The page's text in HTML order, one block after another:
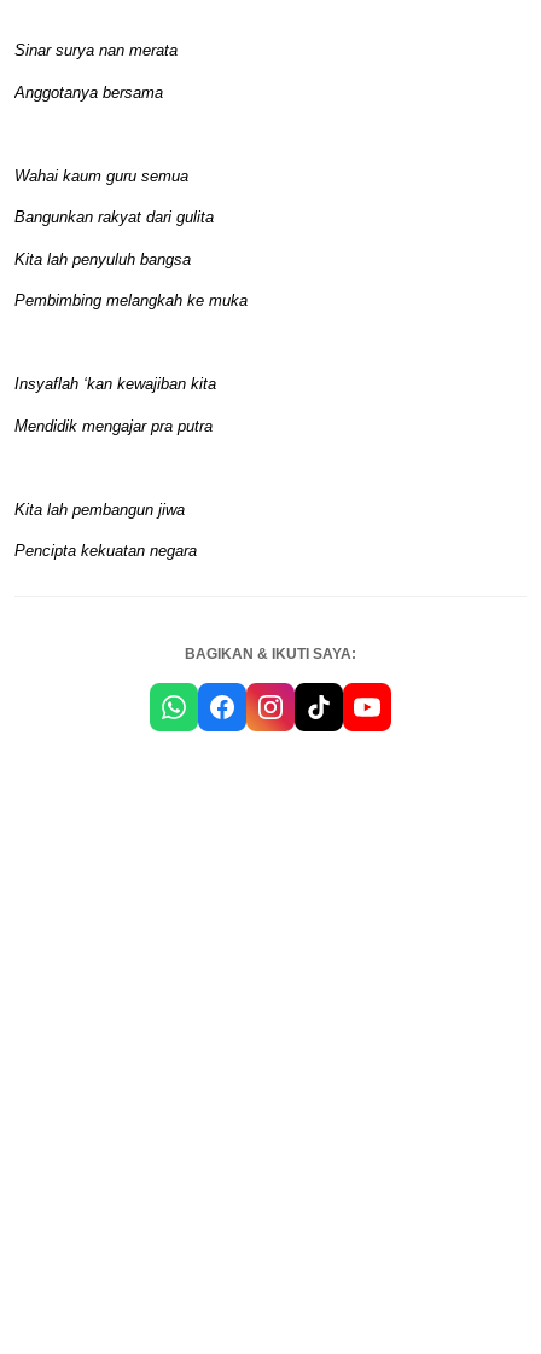
Sinar surya nan merata
Anggotanya bersama
Wahai kaum guru semua
Bangunkan rakyat dari gulita
Kita lah penyuluh bangsa
Pembimbing melangkah ke muka
Insyaflah ‘kan kewajiban kita
Mendidik mengajar pra putra
Kita lah pembangun jiwa
Pencipta kekuatan negara
BAGIKAN & IKUTI SAYA: